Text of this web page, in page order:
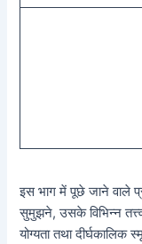
इस भाग में पूछे जाने वाले
सुमुझने, उसके विभिन्न
योग्यता तथा